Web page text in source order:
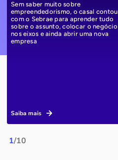
1/10
Sem saber muito sobre
empreendedorismo, o casal contou
com o Sebrae para aprender tudo
sobre o assunto, colocar o negócio
nos eixos e ainda abrir uma nova
empresa
Saiba mais